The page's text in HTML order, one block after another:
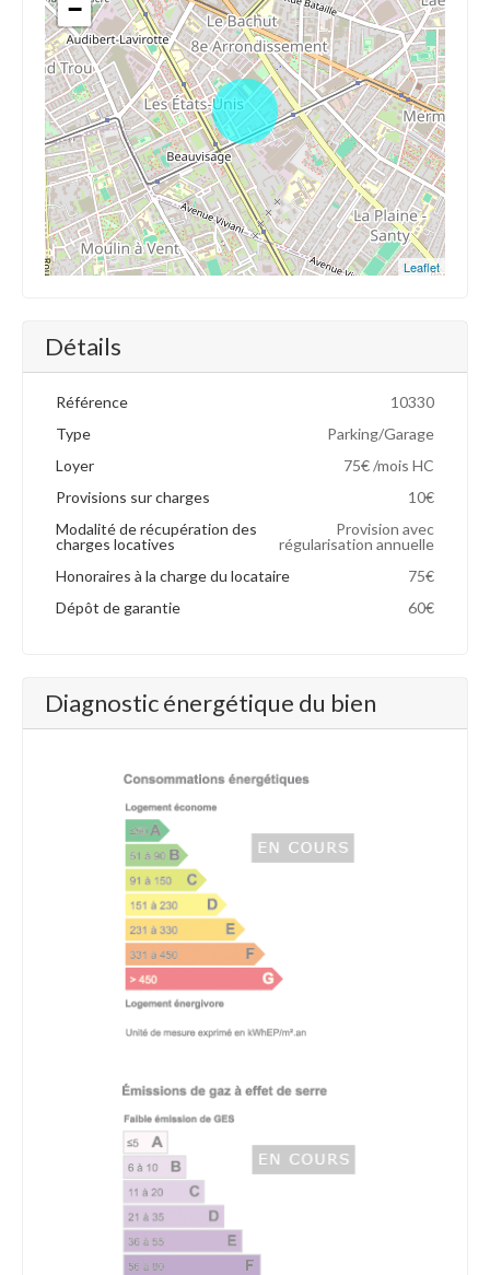
−
Leaflet
Détails
Référence
10330
Type
Parking/Garage
Loyer
75€ /mois HC
Provisions sur charges
10€
Modalité de récupération des
charges locatives
Provision avec
régularisation annuelle
Honoraires à la charge du locataire
75€
Dépôt de garantie
60€
Diagnostic énergétique du bien